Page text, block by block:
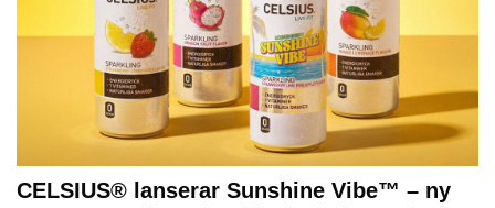
CELSIUS® lanserar Sunshine Vibe™ – ny